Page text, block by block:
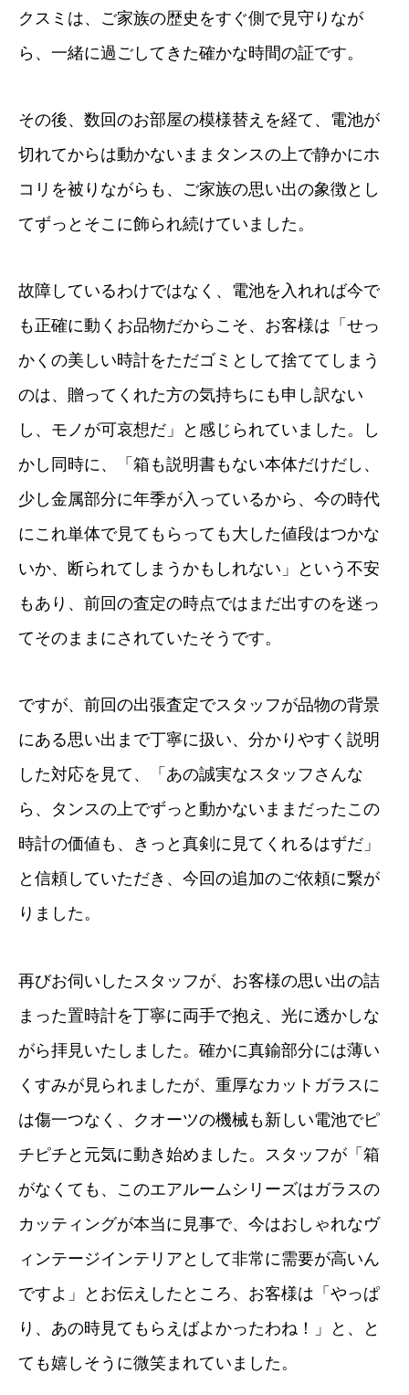
クスミは、ご家族の歴史をすぐ側で見守りなが
ら、一緒に過ごしてきた確かな時間の証です。
その後、数回のお部屋の模様替えを経て、電池が
切れてからは動かないままタンスの上で静かにホ
コリを被りながらも、ご家族の思い出の象徴とし
てずっとそこに飾られ続けていました。
故障しているわけではなく、電池を入れれば今で
も正確に動くお品物だからこそ、お客様は「せっ
かくの美しい時計をただゴミとして捨ててしまう
のは、贈ってくれた方の気持ちにも申し訳ない
し、モノが可哀想だ」と感じられていました。し
かし同時に、「箱も説明書もない本体だけだし、
少し金属部分に年季が入っているから、今の時代
にこれ単体で見てもらっても大した値段はつかな
いか、断られてしまうかもしれない」という不安
もあり、前回の査定の時点ではまだ出すのを迷っ
てそのままにされていたそうです。
ですが、前回の出張査定でスタッフが品物の背景
にある思い出まで丁寧に扱い、分かりやすく説明
した対応を見て、「あの誠実なスタッフさんな
ら、タンスの上でずっと動かないままだったこの
時計の価値も、きっと真剣に見てくれるはずだ」
と信頼していただき、今回の追加のご依頼に繋が
りました。
再びお伺いしたスタッフが、お客様の思い出の詰
まった置時計を丁寧に両手で抱え、光に透かしな
がら拝見いたしました。確かに真鍮部分には薄い
くすみが見られましたが、重厚なカットガラスに
は傷一つなく、クオーツの機械も新しい電池でピ
チピチと元気に動き始めました。スタッフが「箱
がなくても、このエアルームシリーズはガラスの
カッティングが本当に見事で、今はおしゃれなヴ
ィンテージインテリアとして非常に需要が高いん
ですよ」とお伝えしたところ、お客様は「やっぱ
り、あの時見てもらえばよかったわね！」と、と
ても嬉しそうに微笑まれていました。